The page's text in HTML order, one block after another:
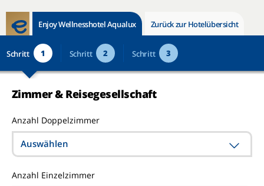
Enjoy Wellnesshotel Aqualux Zurück zur Hotelübersicht
Schritt 1 Schritt 2 Schritt 3
Zimmer & Reisegesellschaft
Anzahl Doppelzimmer
Auswählen
Anzahl Einzelzimmer